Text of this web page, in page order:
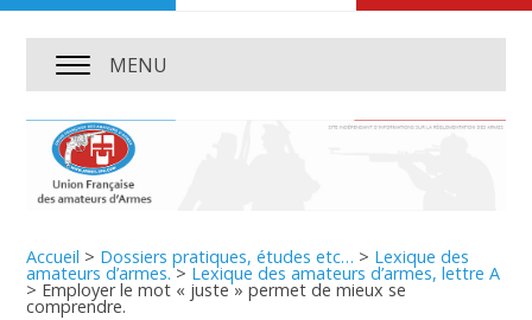
MENU
Accueil > Dossiers pratiques, études etc… > Lexique des
amateurs d’armes.> Lexique des amateurs d’armes, lettre A
> Employer le mot « juste » permet de mieux se
comprendre.